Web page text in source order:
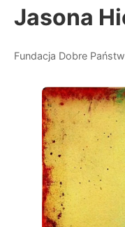
Jasona
Fundacja Dobre